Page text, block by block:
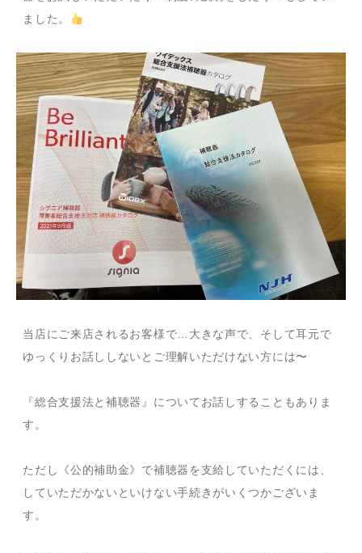
ました。
当店にご来店されるお客様で…大きな声で、そして耳元で
ゆっくりお話ししないとご理解いただけない方には〜
『総合支援法と補聴器』についてお話しすることもありま
す。
ただし《公的補助金》で補聴器を支給していただくには、
していただかないといけない手続きがいくつかございま
す。